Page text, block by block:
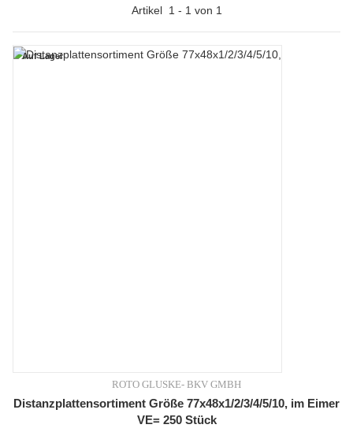
Artikel 1 - 1 von 1
Auf Lager
ROTO GLUSKE- BKV GMBH
Distanzplattensortiment Größe 77x48x1/2/3/4/5/10, im Eimer
VE= 250 Stück